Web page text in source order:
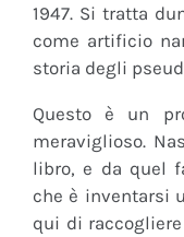
1947. Si tratta
come artificio
storia degli
Questo è un
meraviglioso.
libro, e da quel
che è inventarsi
qui di